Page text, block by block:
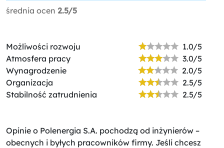
średnia ocen 2.5/5
Możliwości rozwoju
1.0/5
Atmosfera pracy
3.0/5
Wynagrodzenie
2.0/5
Organizacja
2.5/5
Stabilność zatrudnienia
2.5/5
Opinie o Polenergia S.A. pochodzą od inżynierów –
obecnych i byłych pracowników firmy. Jeśli chcesz